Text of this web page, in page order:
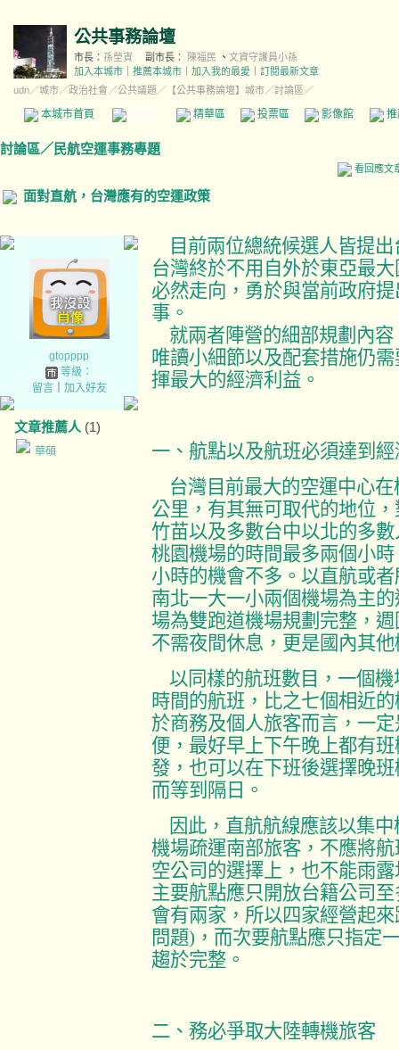
公共事務論壇
市長： 孫塋寊 副市長： 陳福民 、 文資守護員小孫
加入本城市
推薦本城市 加入我的最愛
訂閱最新文章
udn／城市／政治社會 ／公共議題 ／ 【公共事務論壇】城市／討論區／
本城市首頁 精華區 投票區 影像館
討論區／ 民航空運事務專題
看回應文
面對直航，台灣應有的空運政策
gtopppp
等級：
留言｜ 加入好友
文章推薦人 (1)
華碩
目前兩位總統候選人皆提
台灣終於不用自外於東亞最
必然走向，勇於與當前政府
事。
就兩者陣營的細部規劃內
唯讀小細節以及配套措施仍
揮最大的經濟利益。
一、航點以及航班必須達到
台灣目前最大的空運中心
公里，有其無可取代的地位
竹苗以及多數台中以北的多
桃園機場的時間最多兩個小
小時的機會不多。以直航或
南北一大一小兩個機場為主
場為雙跑道機場規劃完整，
不需夜間休息，更是國內其
以同樣的航班數目，一個
時間的航班，比之七個相近
於商務及個人旅客而言，一
便，最好早上下午晚上都有
發，也可以在下班後選擇晚
而等到隔日。
因此，直航航線應該以集
機場疏運南部旅客，不應將
空公司的選擇上，也不能雨
主要航點應只開放台籍公司
會有兩家，所以四家經營起
問題) ，而次要航點應只指定
趨於完整。
二、務必爭取大陸轉機旅客